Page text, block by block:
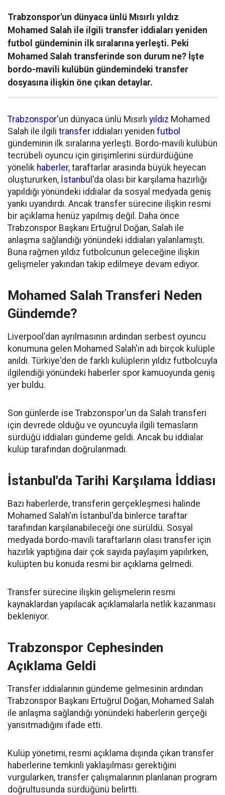
Trabzonspor'un dünyaca ünlü Mısırlı yıldız
Mohamed Salah ile ilgili transfer iddiaları yeniden
futbol gündeminin ilk sıralarına yerleşti. Peki
Mohamed Salah transferinde son durum ne? İşte
bordo-mavili kulübün gündemindeki transfer
dosyasına ilişkin öne çıkan detaylar.
Trabzonspor'un dünyaca ünlü Mısırlı yıldız Mohamed
Salah ile ilgili transfer iddiaları yeniden futbol
gündeminin ilk sıralarına yerleşti. Bordo-mavili kulübün
tecrübeli oyuncu için girişimlerini sürdürdüğüne
yönelik haberler, taraftarlar arasında büyük heyecan
oluştururken, İstanbul 'da olası bir karşılama hazırlığı
yapıldığı yönündeki iddialar da sosyal medyada geniş
yankı uyandırdı. Ancak transfer sürecine ilişkin resmi
bir açıklama henüz yapılmış değil. Daha önce
Trabzonspor Başkanı Ertuğrul Doğan, Salah ile
anlaşma sağlandığı yönündeki iddiaları yalanlamıştı.
Buna rağmen yıldız futbolcunun geleceğine ilişkin
gelişmeler yakından takip edilmeye devam ediyor.
Mohamed Salah Transferi Neden
Gündemde?
Liverpool'dan ayrılmasının ardından serbest oyuncu
konumuna gelen Mohamed Salah'ın adı birçok kulüple
anıldı. Türkiye'den de farklı kulüplerin yıldız futbolcuyla
ilgilendiği yönündeki haberler spor kamuoyunda geniş
yer buldu.
Son günlerde ise Trabzonspor'un da Salah transferi
için devrede olduğu ve oyuncuyla ilgili temasların
sürdüğü iddiaları gündeme geldi. Ancak bu iddialar
kulüp tarafından doğrulanmadı.
İstanbul'da Tarihi Karşılama İddiası
Bazı haberlerde, transferin gerçekleşmesi halinde
Mohamed Salah'ın İstanbul'da binlerce taraftar
tarafından karşılanabileceği öne sürüldü. Sosyal
medyada bordo-mavili taraftarların olası transfer için
hazırlık yaptığına dair çok sayıda paylaşım yapılırken,
kulüpten bu konuda resmi bir açıklama gelmedi.
Transfer sürecine ilişkin gelişmelerin resmi
kaynaklardan yapılacak açıklamalarla netlik kazanması
bekleniyor.
Trabzonspor Cephesinden
Açıklama Geldi
Transfer iddialarının gündeme gelmesinin ardından
Trabzonspor Başkanı Ertuğrul Doğan, Mohamed Salah
ile anlaşma sağlandığı yönündeki haberlerin gerçeği
yansıtmadığını ifade etti.
Kulüp yönetimi, resmi açıklama dışında çıkan transfer
haberlerine temkinli yaklaşılması gerektiğini
vurgularken, transfer çalışmalarının planlanan program
doğrultusunda sürdüğünü belirtti.